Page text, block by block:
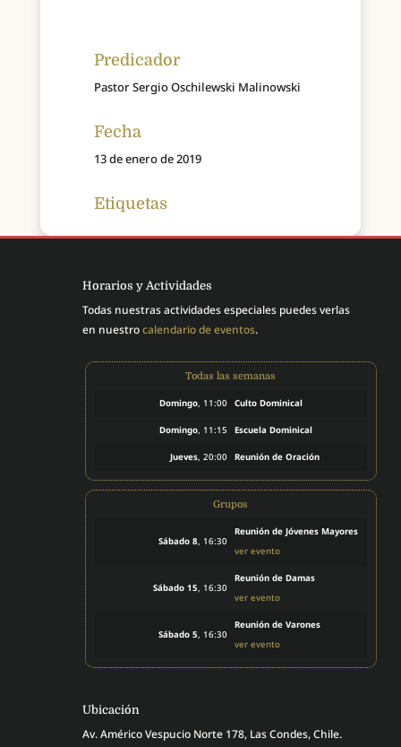
Predicador
Pastor Sergio Oschilewski Malinowski
Fecha
13 de enero de 2019
Etiquetas
Horarios y Actividades
Todas nuestras actividades especiales puedes verlas
en nuestrocalendario de eventos.
Todas las semanas
Domingo, 11:00 Culto Dominical
Domingo, 11:15 Escuela Dominical
Jueves, 20:00 Reunión de Oración
Grupos
Sábado 8, 16:30
Reunión de Jóvenes Mayores
ver evento
Sábado 15, 16:30
Reunión de Damas
ver evento
Sábado 5, 16:30
Reunión de Varones
ver evento
Ubicación
Av. Américo Vespucio Norte 178, Las Condes, Chile.